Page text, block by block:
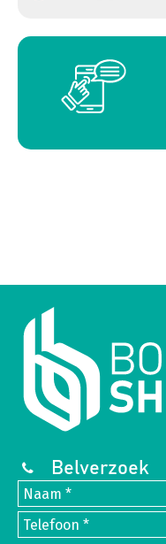
a
Belverzoek